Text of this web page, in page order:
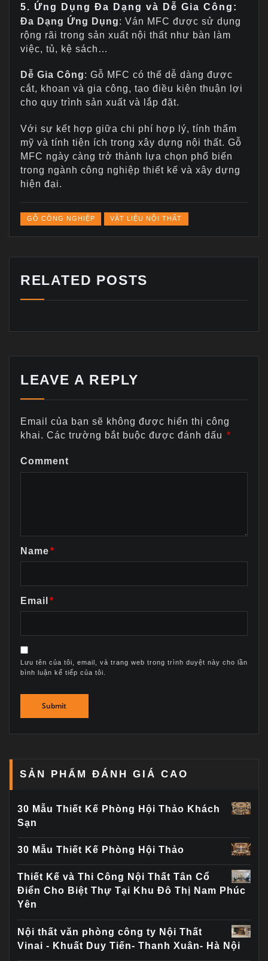
5. Ứng Dụng Đa Dạng và Dễ Gia Công:
Đa Dạng Ứng Dụng: Ván MFC được sử dụng
rộng rãi trong sản xuất nội thất như bàn làm
việc, tủ, kệ sách…
Dễ Gia Công: Gỗ MFC có thể dễ dàng được
cắt, khoan và gia công, tạo điều kiện thuận lợi
cho quy trình sản xuất và lắp đặt.
Với sự kết hợp giữa chi phí hợp lý, tính thẩm
mỹ và tính tiện ích trong xây dựng nội thất. Gỗ
MFC ngày càng trở thành lựa chọn phổ biến
trong ngành công nghiệp thiết kế và xây dựng
hiện đại.
GỖ CÔNG NGHIỆP VẬT LIỆU NỘI THẤT
RELATED POSTS
LEAVE A REPLY
Email của bạn sẽ không được hiển thị công
khai. Các trường bắt buộc được đánh dấu *
Comment
Name*
Email *
Lưu tên của tôi, email, và trang web trong trình duyệt này cho lần
bình luận kế tiếp của tôi.
SẢN PHẨM ĐÁNH GIÁ CAO
30 Mẫu Thiết Kế Phòng Hội Thảo Khách
Sạn
30 Mẫu Thiết Kế Phòng Hội Thảo
Thiết Kế và Thi Công Nội Thất Tân Cổ
Điển Cho Biệt Thự Tại Khu Đô Thị Nam Phúc
Yên
Nội thất văn phòng công ty Nội Thất
Vinai - Khuất Duy Tiến- Thanh Xuân- Hà Nội